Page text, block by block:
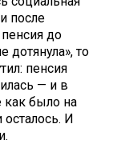
после
до
дотянула», то
пенсия
— и в
как было на
И